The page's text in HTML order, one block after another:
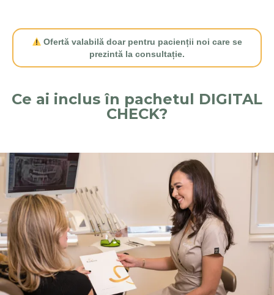
Ofertă valabilă doar pentru pacienții noi care se
prezintă la consultație.
Ce ai inclus în pachetul DIGITAL
CHECK?